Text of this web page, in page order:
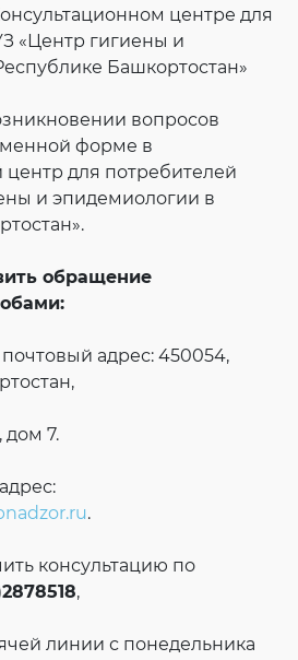
центре для
«Центр гигиены и
Башкортостан»
вопросов
форме в
для потребителей
и эпидемиологии в
обращение
адрес: 450054,
дом 7.
.
консультацию по
,
линии с понедельника